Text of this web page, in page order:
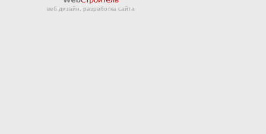
веб дизайн, разработка сайта